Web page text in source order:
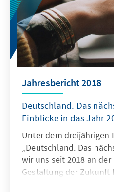
Jahresbericht 2018
Deutschland. Das
Einblicke in das Jahr
Unter dem dreijährigen
„Deutschland. Das
wir uns seit 2018 an
Gestaltung der Zukunft